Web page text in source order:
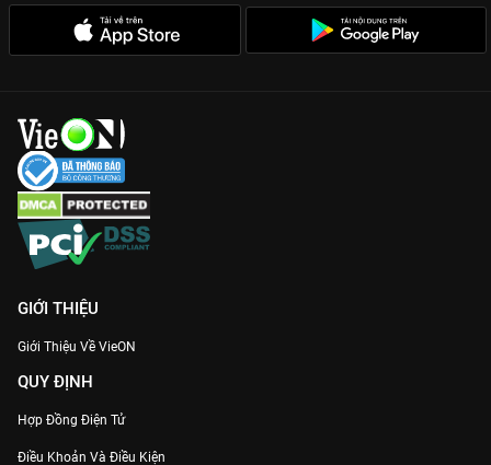
GIỚI THIỆU
Giới Thiệu Về VieON
QUY ĐỊNH
Hợp Đồng Điện Tử
Điều Khoản Và Điều Kiện